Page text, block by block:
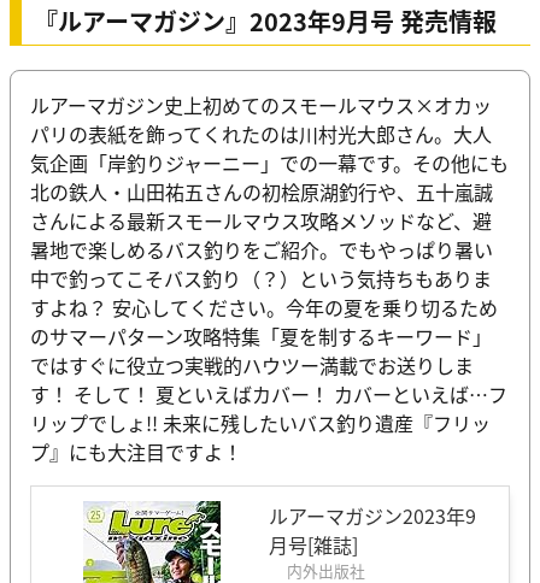
『ルアーマガジン』2023年9月号 発売情報
ルアーマガジン史上初めてのスモールマウス×オカッ
パリの表紙を飾ってくれたのは川村光大郎さん。大人
気企画「岸釣りジャーニー」での一幕です。その他にも
北の鉄人・山田祐五さんの初桧原湖釣行や、五十嵐誠
さんによる最新スモールマウス攻略メソッドなど、避
暑地で楽しめるバス釣りをご紹介。でもやっぱり暑い
中で釣ってこそバス釣り（？）という気持ちもありま
すよね？ 安心してください。今年の夏を乗り切るため
のサマーパターン攻略特集「夏を制するキーワード」
ではすぐに役立つ実戦的ハウツー満載でお送りしま
す！ そして！ 夏といえばカバー！ カバーといえば…フ
リップでしょ!! 未来に残したいバス釣り遺産『フリッ
プ』にも大注目ですよ！
ルアーマガジン2023年9
月号[雑誌]
内外出版社